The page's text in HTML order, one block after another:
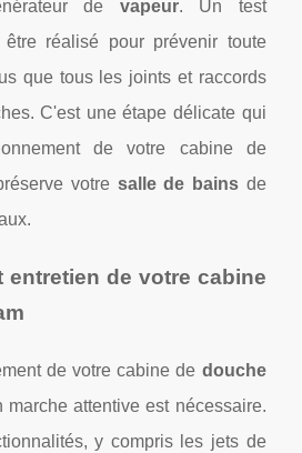
de vapeur. Un test
réalisé pour prévenir toute
que tous les joints et raccords
C'est une étape délicate qui
de votre cabine de
votre salle de bainsde
entretien de votre cabine
de votre cabine de douche
marche attentive est nécessaire.
y compris les jets de